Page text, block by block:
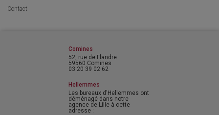
Contact
Comines
52, rue de Flandre
59560 Comines
03 20 39 02 62
Hellemmes
Les bureaux d'Hellemmes ont
déménagé dans notre
agence de Lille à cette
adresse :